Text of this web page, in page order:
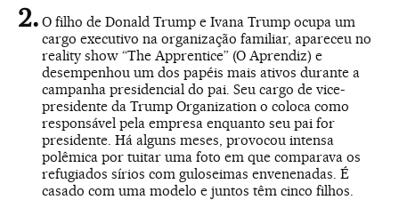
O filho de Donald Trump e Ivana Trump ocupa um
cargo executivo na organização familiar, apareceu no
reality show “The Apprentice” (O Aprendiz) e
desempenhou um dos papéis mais ativos durante a
campanha presidencial do pai. Seu cargo de vice-
presidente da Trump Organization o coloca como
responsável pela empresa enquanto seu pai for
presidente. Há alguns meses, provocou intensa
polêmica por tuitar uma foto em que comparava os
refugiados sírios com guloseimas envenenadas. É
casado com uma modelo e juntos têm cinco filhos.